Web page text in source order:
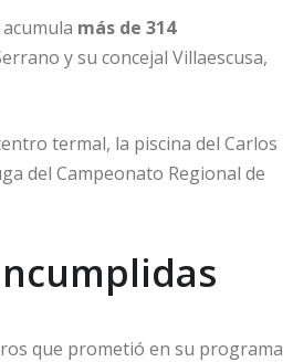
más de 314
y su concejal Villaescusa,
termal, la piscina del Carlos
del Campeonato Regional de
que prometió en su programa